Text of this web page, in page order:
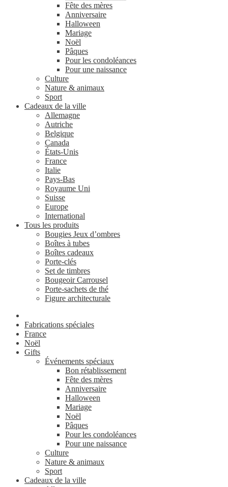
Fête des mères
Anniversaire
Halloween
Mariage
Noël
Pâques
Pour les condoléances
Pour une naissance
Culture
Nature & animaux
Sport
Cadeaux de la ville
Allemagne
Autriche
Belgique
Canada
États-Unis
France
Italie
Pays-Bas
Royaume Uni
Suisse
Europe
International
Tous les produits
Bougies Jeux d’ombres
Boîtes à tubes
Boîtes cadeaux
Porte-clés
Set de timbres
Bougeoir Carrousel
Porte-sachets de thé
Figure architecturale
Fabrications spéciales
France
Noël
Gifts
Événements spéciaux
Bon rétablissement
Fête des mères
Anniversaire
Halloween
Mariage
Noël
Pâques
Pour les condoléances
Pour une naissance
Culture
Nature & animaux
Sport
Cadeaux de la ville